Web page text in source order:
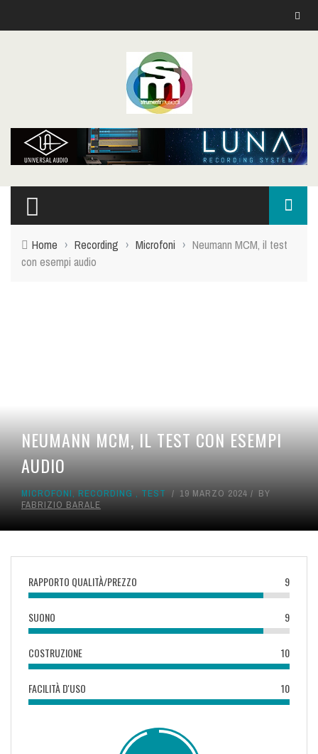
Home › Recording › Microfoni › Neumann MCM, il test
con esempi audio
NEUMANN MCM, IL TEST CON ESEMPI
AUDIO
MICROFONI, RECORDING , TEST 19 MARZO 2024
BY
FABRIZIO BARALE
RAPPORTO QUALITÀ/PREZZO 9
SUONO 9
COSTRUZIONE 10
FACILITÀ D'USO 10